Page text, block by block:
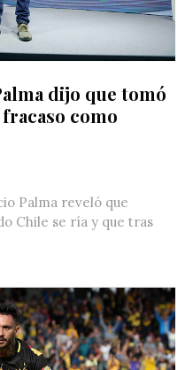
dijo que tomó
como
Palma reveló que
Chile se ría y que tras